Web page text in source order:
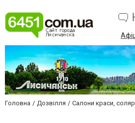
Головна Дозвілля Салони краси,